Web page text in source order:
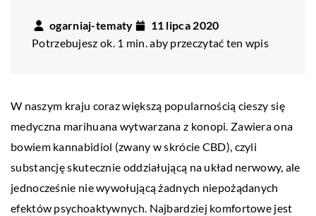
ogarniaj-tematy
11 lipca 2020
Potrzebujesz ok. 1 min. aby przeczytać ten wpis
W naszym kraju coraz większą popularnością cieszy się
medyczna marihuana wytwarzana z konopi. Zawiera ona
bowiem kannabidiol (zwany w skrócie CBD), czyli
substancję skutecznie oddziałującą na układ nerwowy, ale
jednocześnie nie wywołującą żadnych niepożądanych
efektów psychoaktywnych. Najbardziej komfortowe jest